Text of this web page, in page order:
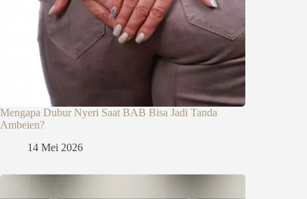
Mengapa Dubur Nyeri Saat BAB Bisa Jadi Tanda
Ambeien?
14 Mei 2026